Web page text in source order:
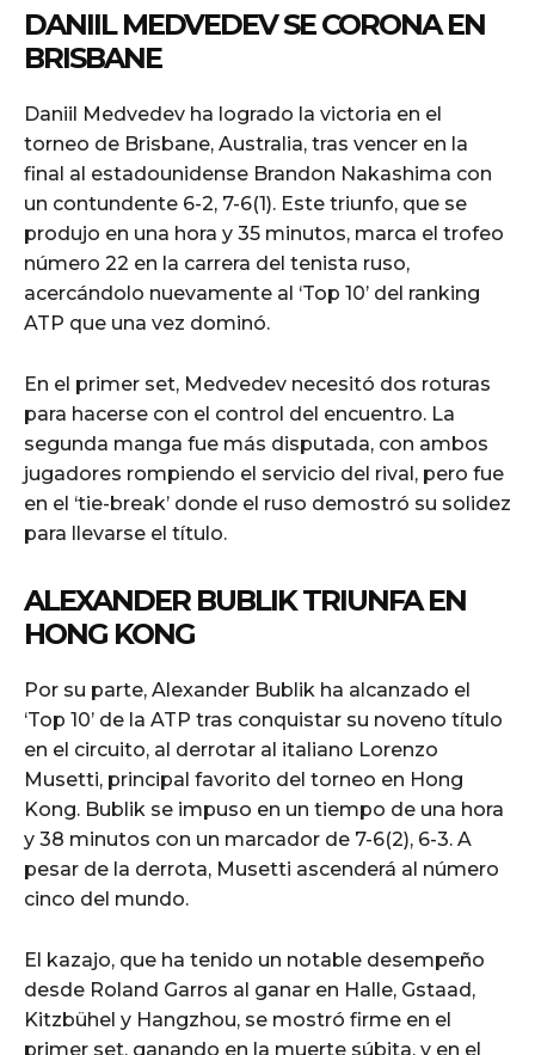
DANIIL MEDVEDEV SE CORONA EN
BRISBANE
Daniil Medvedev ha logrado la victoria en el
torneo de Brisbane, Australia, tras vencer en la
final al estadounidense Brandon Nakashima con
un contundente 6-2, 7-6(1). Este triunfo, que se
produjo en una hora y 35 minutos, marca el trofeo
número 22 en la carrera del tenista ruso,
acercándolo nuevamente al ‘Top 10’ del ranking
ATP que una vez dominó.
En el primer set, Medvedev necesitó dos roturas
para hacerse con el control del encuentro. La
segunda manga fue más disputada, con ambos
jugadores rompiendo el servicio del rival, pero fue
en el ‘tie-break’ donde el ruso demostró su solidez
para llevarse el título.
ALEXANDER BUBLIK TRIUNFA EN
HONG KONG
Por su parte, Alexander Bublik ha alcanzado el
‘Top 10’ de la ATP tras conquistar su noveno título
en el circuito, al derrotar al italiano Lorenzo
Musetti, principal favorito del torneo en Hong
Kong. Bublik se impuso en un tiempo de una hora
y 38 minutos con un marcador de 7-6(2), 6-3. A
pesar de la derrota, Musetti ascenderá al número
cinco del mundo.
El kazajo, que ha tenido un notable desempeño
desde Roland Garros al ganar en Halle, Gstaad,
Kitzbühel y Hangzhou, se mostró firme en el
primer set, ganando en la muerte súbita, y en el